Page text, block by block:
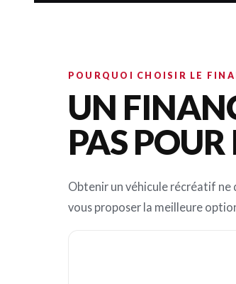
POURQUOI CHOISIR LE
UN
PAS POUR
Obtenir un véhicule récréatif ne
vous proposer la meilleure